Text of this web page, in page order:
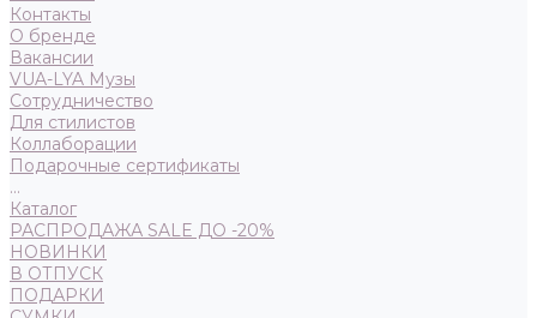
Контакты
О бренде
Вакансии
VUA-LYA Музы
Сотрудничество
Для стилистов
Коллаборации
Подарочные сертификаты
...
Каталог
РАСПРОДАЖА SALE ДО -20%
НОВИНКИ
В ОТПУСК
ПОДАРКИ